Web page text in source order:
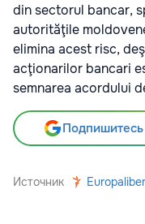
din sectorul bancar,
autorităţile
elimina acest risc,
acţionarilor bancari
semnarea acordului
Источник